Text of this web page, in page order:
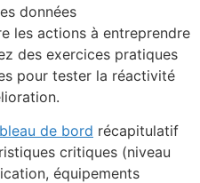
données
les actions à entreprendre
des exercices pratiques
pour tester la réactivité
de bord récapitulatif
critiques (niveau
équipements